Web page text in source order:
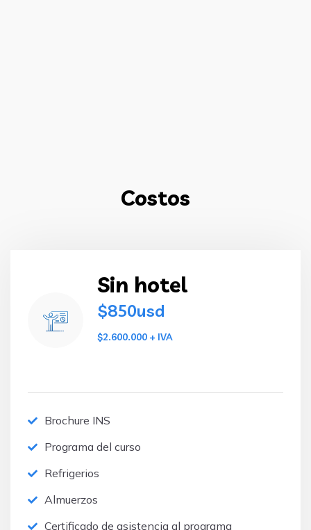
Costos
Sin hotel
$850usd
$2.600.000 + IVA
Brochure INS
Programa del curso
Refrigerios
Almuerzos
Certificado de asistencia al programa